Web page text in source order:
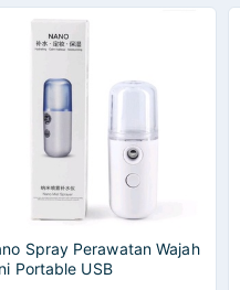
Spray Perawatan Wajah
Portable USB